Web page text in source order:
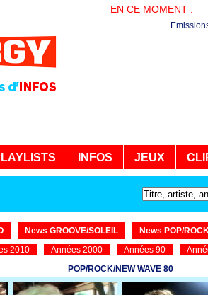
EN CE MOMENT :
INFOS JEUX
News GROOVE/SOLEIL
News POP/
2010 Années 2000 Années 90
POP/ROCK/NEW WAVE 80